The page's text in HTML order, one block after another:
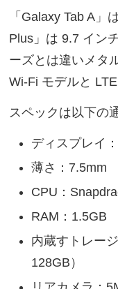
「Galaxy Tab A」
Plus」は 9.7 イン
ーズとは違いメタ
Wi-Fi モデルと
スペックは以下の
ディスプレイ
薄さ：7.5mm
CPU：
RAM：1.5GB
内蔵すトレー
128GB）